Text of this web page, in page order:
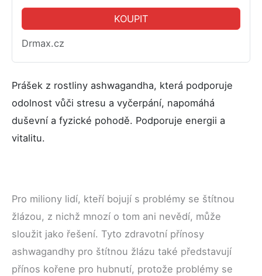
KOUPIT
Drmax.cz
Prášek z rostliny ashwagandha, která podporuje
odolnost vůči stresu a vyčerpání, napomáhá
duševní a fyzické pohodě. Podporuje energii a
vitalitu.
Pro miliony lidí, kteří bojují s problémy se štítnou
žlázou, z nichž mnozí o tom ani nevědí, může
sloužit jako řešení. Tyto zdravotní přínosy
ashwagandhy pro štítnou žlázu také představují
přínos kořene pro hubnutí, protože problémy se